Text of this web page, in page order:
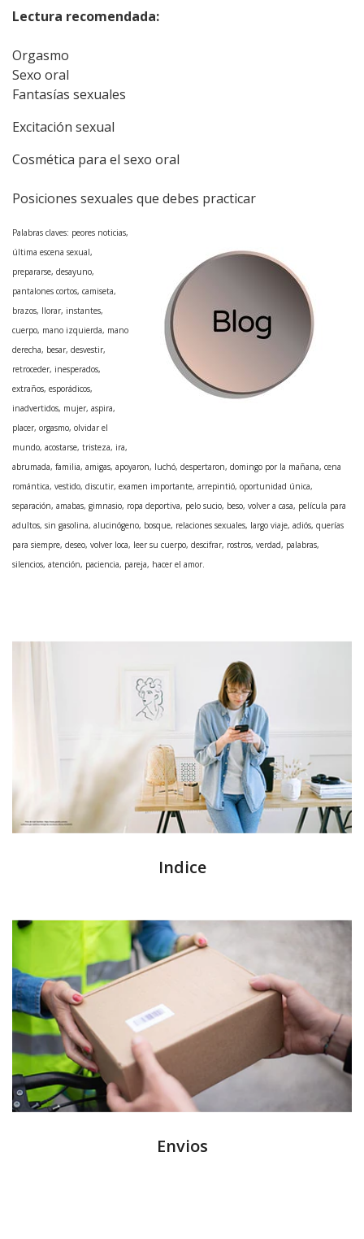
Lectura recomendada:
Orgasmo
Sexo oral
Fantasías sexuales
Excitación sexual
Cosmética para el sexo oral
Posiciones sexuales que debes practicar
Palabras claves: peores noticias,
última escena sexual,
prepararse, desayuno,
pantalones cortos, camiseta,
brazos, llorar, instantes,
cuerpo, mano izquierda, mano
derecha, besar, desvestir,
retroceder, inesperados,
extraños, esporádicos,
inadvertidos, mujer, aspira,
placer, orgasmo, olvidar el
mundo, acostarse, tristeza, ira,
abrumada, familia, amigas, apoyaron, luchó, despertaron, domingo por la mañana, cena
romántica, vestido, discutir, examen importante, arrepintió, oportunidad única,
separación, amabas, gimnasio, ropa deportiva, pelo sucio, beso, volver a casa, película para
adultos, sin gasolina, alucinógeno, bosque, relaciones sexuales, largo viaje, adiós, querías
para siempre, deseo, volver loca, leer su cuerpo, descifrar, rostros, verdad, palabras,
silencios, atención, paciencia, pareja, hacer el amor.
Indice
Envios